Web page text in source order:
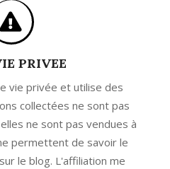
PRIVEE
vie privée et utilise des
collectées ne sont pas
ne sont pas vendues à
permettent de savoir le
le blog. L'affiliation me